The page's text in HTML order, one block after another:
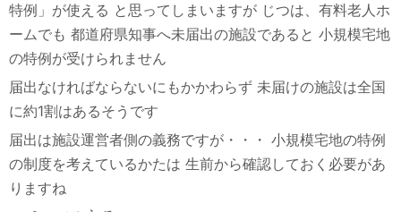
特例」が使える と思ってしまいますが じつは、有料老人ホ
ームでも 都道府県知事へ未届出の施設であると 小規模宅地
の特例が受けられません
届出なければならないにもかかわらず 未届けの施設は全国
に約1割はあるそうです
届出は施設運営者側の義務ですが・・・ 小規模宅地の特例
の制度を考えているかたは 生前から確認しておく必要があ
りますね